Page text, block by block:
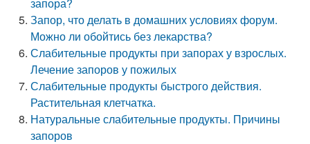
Запор, что делать в домашних условиях форум.
Можно ли обойтись без лекарства?
Слабительные продукты при запорах у взрослых.
Лечение запоров у пожилых
Слабительные продукты быстрого действия.
Растительная клетчатка.
Натуральные слабительные продукты. Причины
запоров